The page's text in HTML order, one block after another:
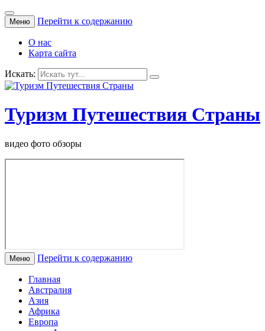
Меню Перейти к содержанию
О нас
Карта сайта
Искать:
Туризм Путешествия Страны
видео фото обзоры
Меню Перейти к содержанию
Главная
Австралия
Азия
Африка
Европа